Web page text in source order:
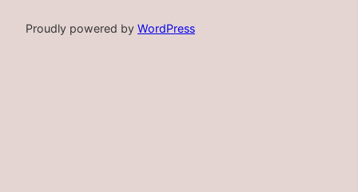
Proudly powered by WordPress